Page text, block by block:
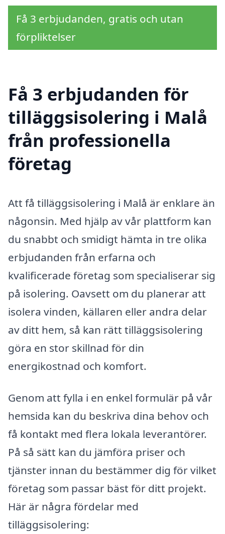
Få 3 erbjudanden, gratis och utan
förpliktelser
Få 3 erbjudanden för
tilläggsisolering i Malå
från professionella
företag
Att få tilläggsisolering i Malå är enklare än
någonsin. Med hjälp av vår plattform kan
du snabbt och smidigt hämta in tre olika
erbjudanden från erfarna och
kvalificerade företag som specialiserar sig
på isolering. Oavsett om du planerar att
isolera vinden, källaren eller andra delar
av ditt hem, så kan rätt tilläggsisolering
göra en stor skillnad för din
energikostnad och komfort.
Genom att fylla i en enkel formulär på vår
hemsida kan du beskriva dina behov och
få kontakt med flera lokala leverantörer.
På så sätt kan du jämföra priser och
tjänster innan du bestämmer dig för vilket
företag som passar bäst för ditt projekt.
Här är några fördelar med
tilläggsisolering: